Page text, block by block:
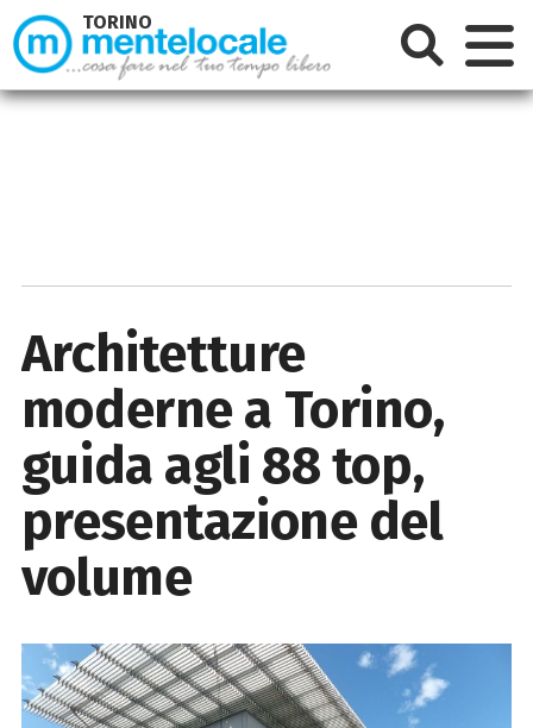
Architetture
moderne a Torino,
guida agli 88 top,
presentazione del
volume
TORINO